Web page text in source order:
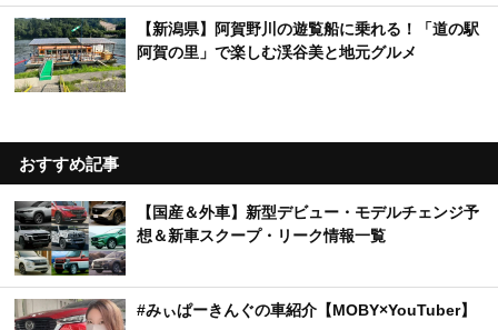
【新潟県】阿賀野川の遊覧船に乗れる！「道の駅
阿賀の里」で楽しむ渓谷美と地元グルメ
おすすめ記事
【国産＆外車】新型デビュー・モデルチェンジ予
想＆新車スクープ・リーク情報一覧
#みぃぱーきんぐの車紹介【MOBY×YouTuber】